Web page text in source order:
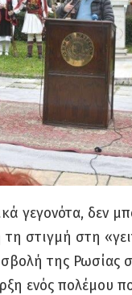
γεγονότα, δεν
στιγμή στη
της Ρωσίας
ενός πολέμου